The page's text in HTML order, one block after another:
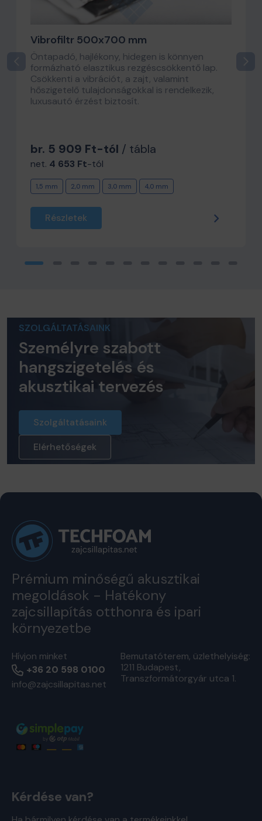
Vibrofiltr 500x700 mm
Öntapadó, hajlékony, hidegen is könnyen
formázható elasztikus rezgéscsökkentő lap.
Csökkenti a vibrációt, a zajt, valamint
hőszigetelő tulajdonságokkal is rendelkezik,
luxusautó érzést biztosít.
br. 5 909 Ft-tól / tábla
net. 4 653 Ft-tól
1,5 mm 2,0 mm 3,0 mm 4,0 mm
Részletek
SZOLGÁLTATÁSAINK
Személyre szabott
hangszigetelés és
akusztikai tervezés
Szolgáltatásaink
Elérhetőségek
Prémium minőségű akusztikai
megoldások - Hatékony
zajcsillapítás otthonra és ipari
környezetbe
Hívjon minket
+36 20 598 0100
info@zajcsillapitas.net
Bemutatóterem, üzlethelyiség:
1211 Budapest,
Transzformátorgyár utca 1.
Kérdése van?